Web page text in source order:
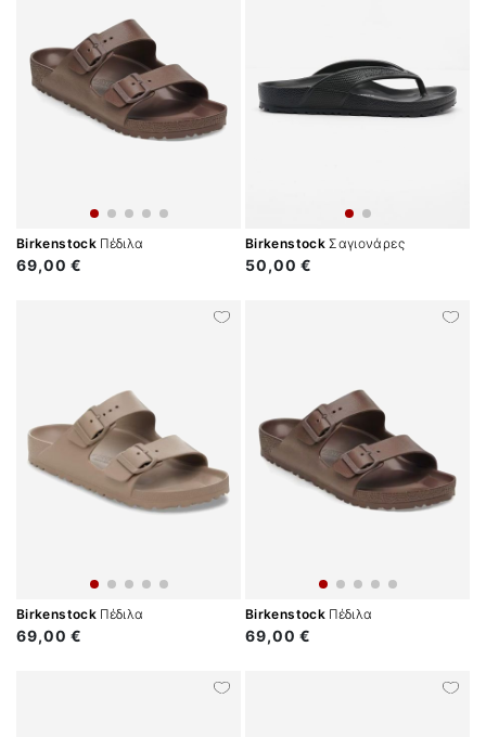
BirkenstockΠέδιλα
69,00 €
BirkenstockΣαγιονάρες
50,00 €
BirkenstockΠέδιλα
69,00 €
BirkenstockΠέδιλα
69,00 €